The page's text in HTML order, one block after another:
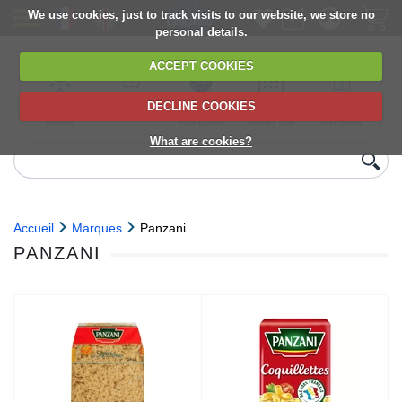
We use cookies, just to track visits to our website, we store no
personal details.
ACCEPT COOKIES
DECLINE COOKIES
What are cookies?
delivery
6,000+ products
Direct import
from Europe
Choose your
delivery date
next orders
Accueil Marques Panzani
PANZANI